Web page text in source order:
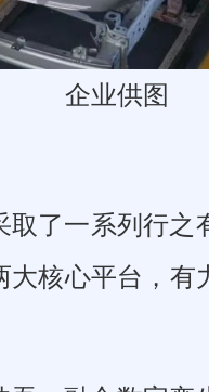
企业供图
了一系列行
核心平台，